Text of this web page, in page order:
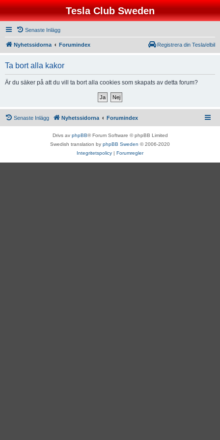
Tesla Club Sweden
Senaste Inlägg
Nyhetssidorna Forumindex Registrera din Tesla/elbil
Ta bort alla kakor
Är du säker på att du vill ta bort alla cookies som skapats av detta forum?
Senaste Inlägg Nyhetssidorna Forumindex
Drivs av phpBB® Forum Software © phpBB Limited
Swedish translation by phpBB Sweden © 2006-2020
Integritetspolicy | Forumregler